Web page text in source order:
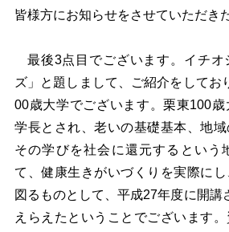
皆様方にお知らせをさせていただき
最後3点目でございます。イチオ
ズ」と題しまして、ご紹介をしてお
00歳大学でございます。栗東100
学長とされ、老いの基礎基本、地域
その学びを社会に還元するという
て、健康生きがいづくりを実際に
図るものとして、平成27年度に開講
えらえたということでございます